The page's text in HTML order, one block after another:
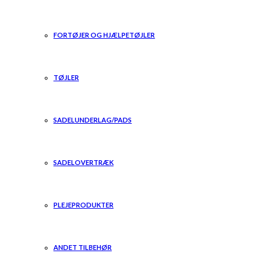
FORTØJER OG HJÆLPETØJLER
TØJLER
SADELUNDERLAG/PADS
SADELOVERTRÆK
PLEJEPRODUKTER
ANDET TILBEHØR